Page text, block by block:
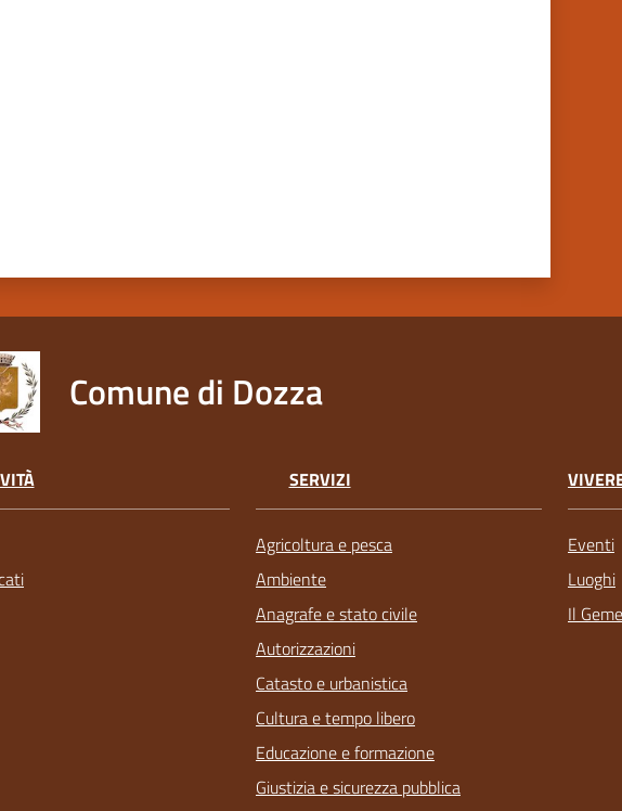
Comune di Dozza
SERVIZI
Agricoltura e pesca
Ambiente
Anagrafe e stato civile
Autorizzazioni
Catasto e urbanistica
Cultura e tempo libero
Educazione e formazione
Giustizia e sicurezza pubblica
Eventi
Luoghi
Il